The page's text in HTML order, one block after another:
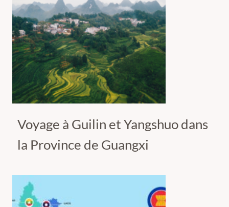
Voyage à Guilin et Yangshuo dans
la Province de Guangxi